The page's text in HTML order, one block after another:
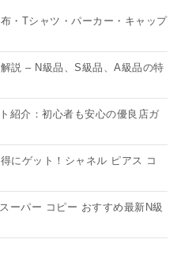
・Tシャツ・パーカー・キャップ
説 – N級品、S級品、A級品の特
紹介：初心者も安心の優良店ガ
にゲット！シャネル ピアス コ
ーパー コピー おすすめ最新N級